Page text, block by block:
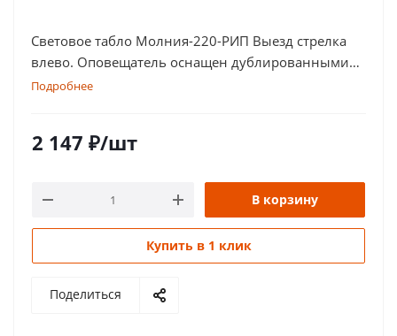
Световое табло Молния-220-РИП Выезд стрелка
влево. Оповещатель оснащен дублированными
клеммами
Подробнее
2 147 ₽/шт
В корзину
Купить в 1 клик
Поделиться